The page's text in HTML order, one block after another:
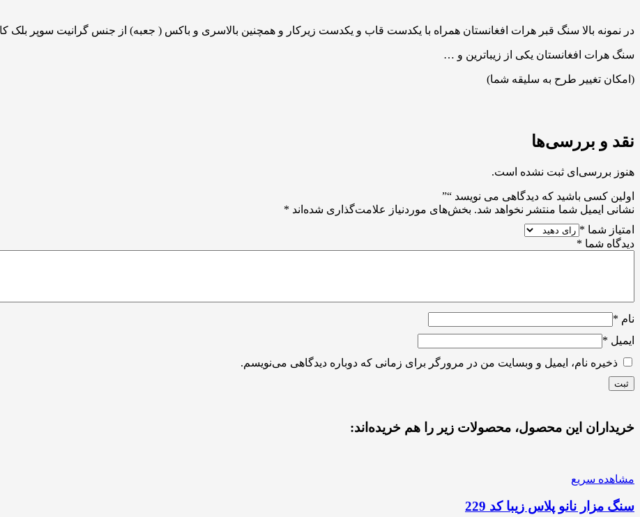
در نمونه بالا سنگ قبر هرات افغانستان همراه با یکدست قاب و یکدست زیرکار و همچنین بالاسری و باکس ( جعبه‌) از جنس گرانیت سوپر بلک
سنگ هرات افغانستان یکی از زیباترین و …
(امکان تغییر طرح به سلیقه شما)
نقد و بررسی‌ها
هنوز بررسی‌ای ثبت نشده است.
اولین کسی باشید که دیدگاهی می نویسد “”
نشانی ایمیل شما منتشر نخواهد شد. بخش‌های موردنیاز علامت‌گذاری شده‌اند *
امتیاز شما *
دیدگاه شما *
نام *
ایمیل *
ذخیره نام، ایمیل و وبسایت من در مرورگر برای زمانی که دوباره دیدگاهی می‌نویسم.
خریداران این محصول، محصولات زیر را هم خریده‌اند:
مشاهده سریع
سنگ مزار نانو پلاس زیبا کد 229